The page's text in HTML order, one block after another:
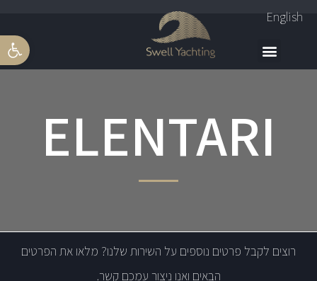
פתח
English
ELENTARI
רוצים לקבל פרטים נוספים על השירות שלנו? מלאו את הפרטים
הבאים ואנו ניצור עמכם קשר.